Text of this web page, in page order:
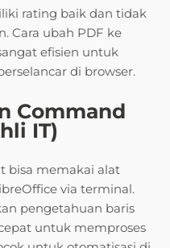
rating baik dan tidak
Cara ubah PDF ke
efisien untuk
di browser.
Command
IT)
bisa memakai alat
via terminal.
pengetahuan baris
untuk memproses